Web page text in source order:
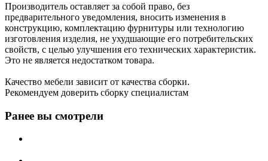
Производитель оставляет за собой право, без
предварительного уведомления, вносить изменения в
конструкцию, комплектацию фурнитуры или технологию
изготовления изделия, не ухудшающие его потребительских
свойств, с целью улучшения его технических характеристик.
Это не является недостатком товара.
Качество мебели зависит от качества сборки.
Рекомендуем доверить сборку специалистам
Ранее вы смотрели